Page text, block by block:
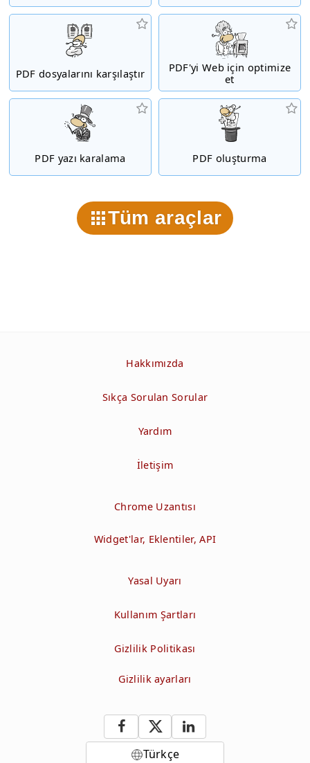
PDF dosyalarını karşılaştır
PDF'yi Web için optimize
et
PDF yazı karalama PDF oluşturma
Tüm araçlar
Hakkımızda
Sıkça Sorulan Sorular
Yardım
İletişim
Chrome Uzantısı
Widget'lar, Eklentiler, API
Yasal Uyarı
Kullanım Şartları
Gizlilik Politikası
Gizlilik ayarları
Türkçe